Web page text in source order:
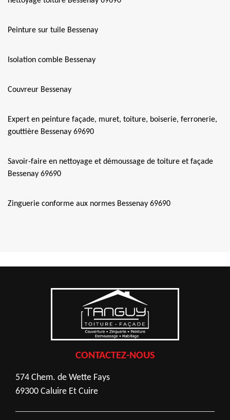
Peinture sur tuile Bessenay
Isolation comble Bessenay
Couvreur Bessenay
Expert en peinture façade, muret, toiture, boiserie, ferronerie,
gouttière Bessenay 69690
Savoir-faire en nettoyage et démoussage de toiture et façade
Bessenay 69690
Zinguerie conforme aux normes Bessenay 69690
CONTACTEZ-NOUS
574 Chem. de Wette Fays
69300 Caluire Et Cuire